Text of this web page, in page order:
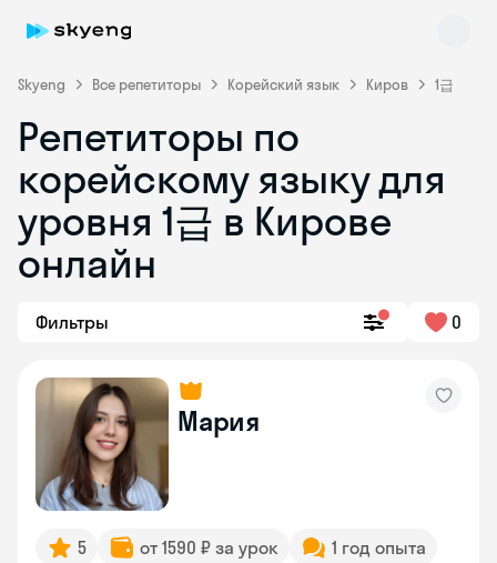
Skyeng Все репетиторы Корейский язык Киров 1급
Репетиторы по
корейскому языку для
уровня 1급 в Кирове
онлайн
Фильтры 0
Мария
5 от 1590 ₽ за урок
1 год опыта
Skyeng Chat
online